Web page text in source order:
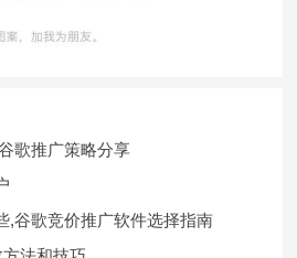
歌推广策略分享
,谷歌竞价推广软件选择指南